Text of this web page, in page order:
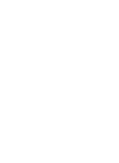
100 certificeret
kvalitet